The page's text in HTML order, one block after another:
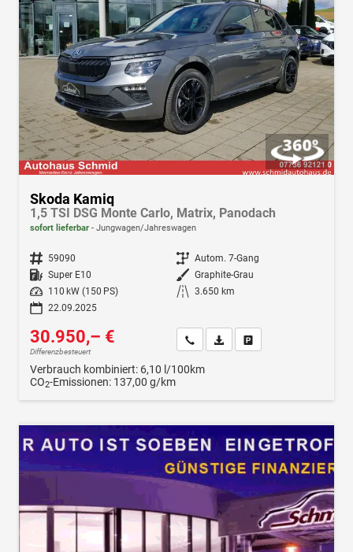
Skoda Kamiq
1,5 TSI DSG Monte Carlo, Matrix, Panodach
sofort lieferbar Jungwagen/Jahreswagen
Fahrzeugnr. 59090 Getriebe Autom. 7-Gang
Kraftstoff Super E10 Außenfarbe Graphite-Grau
Leistung
110 kW (150 PS) Kilometerstand 3.650 km
22.09.2025
30.950,– €
Differenzbesteuert
Wir rufen Sie anFahrzeugexposé (PDF)
Verbrauch kombiniert: 6,10 l/100km
CO2-Emissionen: 137,00 g/km